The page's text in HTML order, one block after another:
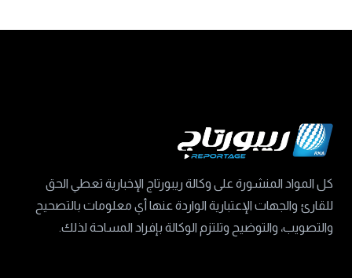
كل المواد المنشورة على وكالة ريبورتاج الإخبارية تعطي الحق
للقارئ والجهات الإعتبارية الواردة عنها أي معلومات بالتصحيح
والتصويب، والتوضيح وتلتزم الوكالة بإفراد المساحة لذلك.